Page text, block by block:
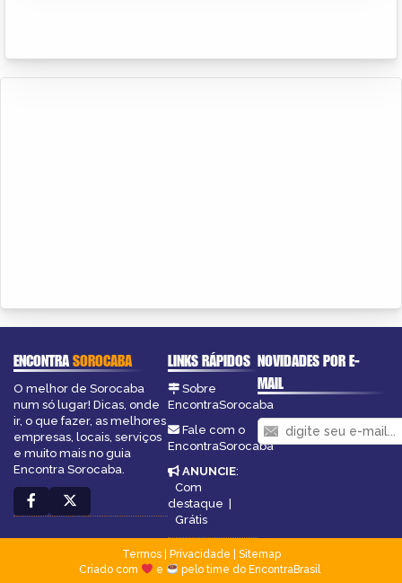
ENCONTRASOROCABA
O melhor de Sorocaba
num só lugar! Dicas, onde
ir, o que fazer, as melhores
empresas, locais, serviços
e muito mais no guia
Encontra Sorocaba.
LINKS RÁPIDOS
Sobre
EncontraSorocaba
Fale com o
EncontraSorocaba
ANUNCIE:
Com
destaque |
Grátis
NOVIDADES POR E-
MAIL
Termos| Privacidade
Sitemap
Criado com
e pelo time do EncontraBrasil